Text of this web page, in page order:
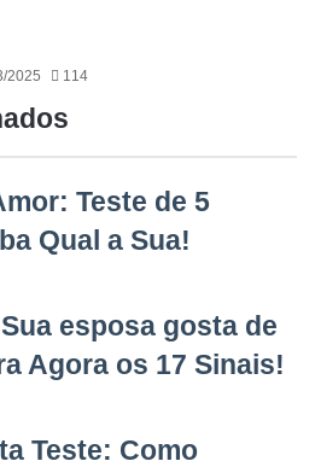
2025 114
Teste de 5
Qual a Sua!
esposa gosta de
Agora os 17 Sinais!
Teste: Como